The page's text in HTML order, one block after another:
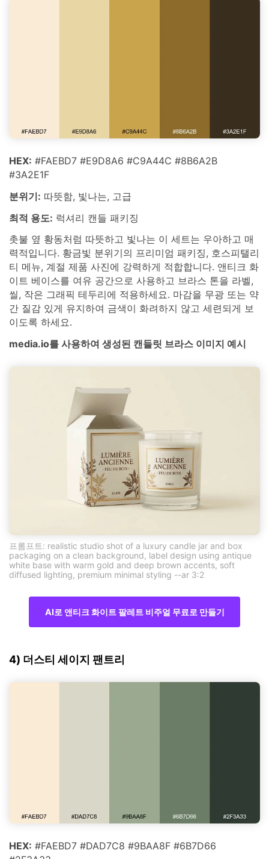
HEX: #FAEBD7 #E9D8A6 #C9A44C #8B6A2B
#3A2E1F
분위기: 따뜻함, 빛나는, 고급
최적 용도: 럭셔리 캔들 패키징
촛불 옆 황동처럼 따뜻하고 빛나는 이 세트는 우아하고 매
력적입니다. 황금빛 분위기의 프리미엄 패키징, 호스피탤리
티 메뉴, 계절 제품 사진에 강력하게 적합합니다. 앤티크 화
이트 베이스를 여유 공간으로 사용하고 브라스 톤을 라벨,
씰, 작은 그래픽 테두리에 적용하세요. 마감을 무광 또는 약
간 질감 있게 유지하여 금색이 화려하지 않고 세련되게 보
이도록 하세요.
media.io를 사용하여 생성된 캔들릿 브라스 이미지 예시
프롬프트: realistic studio shot of a luxury candle jar and box
packaging on a clean background, label design using antique
white base with warm gold and deep brown accents, soft
diffused lighting, premium minimal styling --ar 3:2
AI로 앤티크 화이트 팔레트 비주얼 무료로 만들기
4) 더스티 세이지 팬트리
HEX: #FAEBD7 #DAD7C8 #9BAA8F #6B7D66